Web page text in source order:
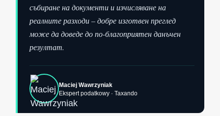
събиране на документи и изчисляване на
реалните разходи – добре изготвен преглед
може да доведе до по-благоприятен данъчен
резултат.
Maciej Wawrzyniak
Ekspert podatkowy · Taxando